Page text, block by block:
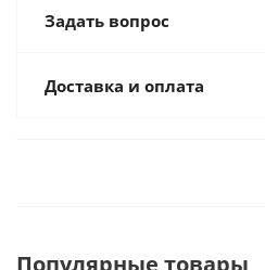
Задать вопрос
Доставка и оплата
Популярные товары